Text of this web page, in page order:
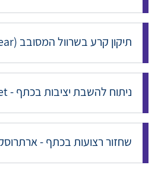
תיקון קרע בשרוול המסובב (Rotator Cuff Tear)
ניתוח להשבת יציבות בכתף - latarjet
שחזור רצועות בכתף -